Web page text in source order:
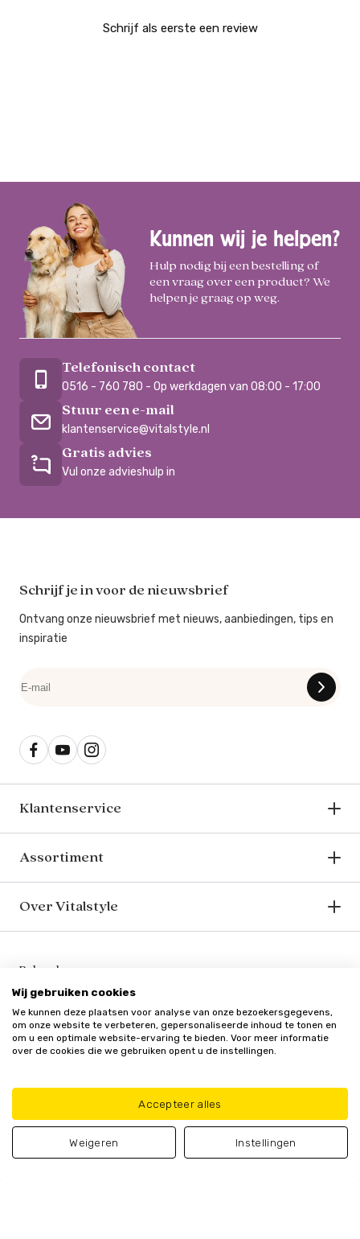
Schrijf als eerste een review
Kunnen wij je helpen?
Hulp nodig bij een bestelling of
een vraag over een product? We
helpen je graag op weg.
Telefonisch contact
0516 - 760 780 - Op werkdagen van 08:00 - 17:00
Stuur een e-mail
klantenservice@vitalstyle.nl
Gratis advies
Vul onze advieshulp in
Schrijf je in voor de nieuwsbrief
Ontvang onze nieuwsbrief met nieuws, aanbiedingen, tips en
inspiratie
Klantenservice
Assortiment
Over Vitalstyle
Bekend van o.a.
Wij gebruiken cookies
We kunnen deze plaatsen voor analyse van onze bezoekersgegevens,
om onze website te verbeteren, gepersonaliseerde inhoud te tonen en
om u een optimale website-ervaring te bieden. Voor meer informatie
over de cookies die we gebruiken opent u de instellingen.
Accepteer alles
Weigeren Instellingen